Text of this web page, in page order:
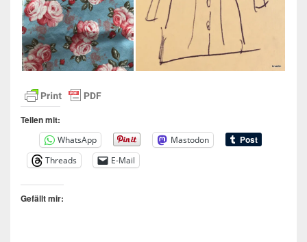
Teilen mit:
WhatsApp
Mastodon
Threads
E-Mail
Gefällt mir: